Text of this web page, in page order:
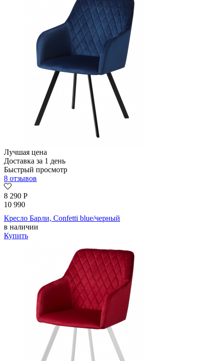
Лучшая цена
Доставка за 1 день
Быстрый просмотр
8 отзывов
8 290 Р
10 990
Кресло Барли, Confetti blue/черный
в наличии
Купить